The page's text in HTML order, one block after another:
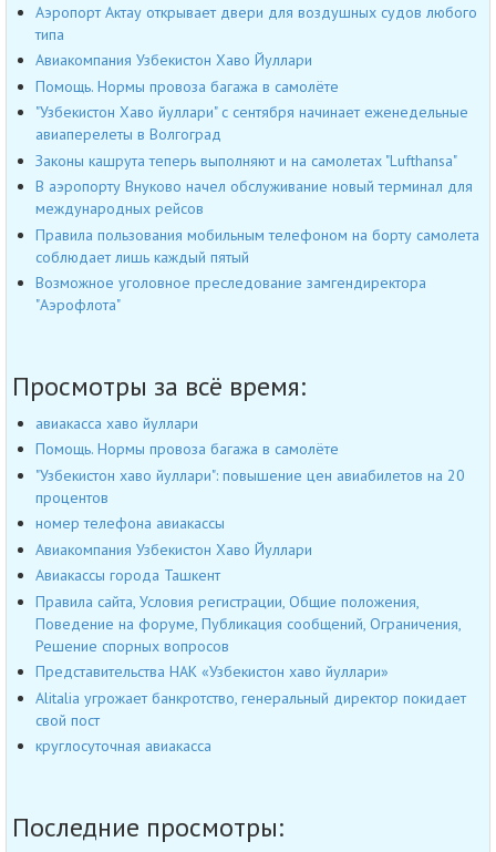
Аэропорт Актау открывает двери для воздушных судов любого
типа
Авиакомпания Узбекистон Хаво Йуллари
Помощь. Нормы провоза багажа в самолёте
"Узбекистон Хаво йуллари" с сентября начинает еженедельные
авиаперелеты в Волгоград
Законы кашрута теперь выполняют и на самолетах "Lufthansa"
В аэропорту Внуково начел обслуживание новый терминал для
международных рейсов
Правила пользования мобильным телефоном на борту самолета
соблюдает лишь каждый пятый
Возможное уголовное преследование замгендиректора
"Аэрофлота"
Просмотры за всё время:
авиакасса хаво йуллари
Помощь. Нормы провоза багажа в самолёте
"Узбекистон хаво йуллари": повышение цен авиабилетов на 20
процентов
номер телефона авиакассы
Авиакомпания Узбекистон Хаво Йуллари
Авиакассы города Ташкент
Правила сайта, Условия регистрации, Общие положения,
Поведение на форуме, Публикация сообщений, Ограничения,
Решение спорных вопросов
Представительства НАК «Узбекистон хаво йуллари»
Alitalia угрожает банкротство, генеральный директор покидает
свой пост
круглосуточная авиакасса
Последние просмотры: